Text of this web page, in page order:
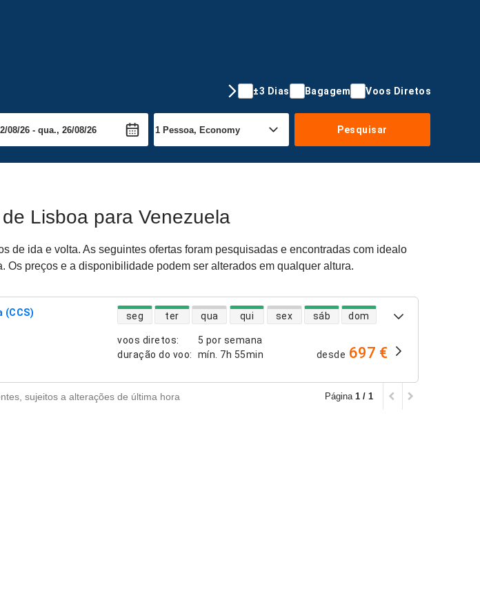
±3 Dias Bagagem Voos Diretos
Pesquisar
Lisboa para Venezuela
de ida e volta. As seguintes ofertas foram pesquisadas e encontradas com idealo
preços e a disponibilidade podem ser alterados em qualquer altura.
(CCS)
voos diretos:
5 por semana
duração do voo: mín. 7h 55min
disponibilidade de voos diretos
seg ter qua qui sex sáb dom
desde 697 €
sujeitos a alterações de última hora Página 1 / 1